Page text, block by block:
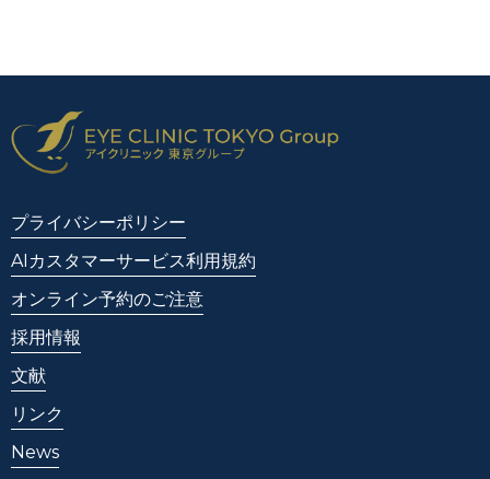
プライバシーポリシー
AIカスタマーサービス利用規約
オンライン予約のご注意
採用情報
文献
リンク
News